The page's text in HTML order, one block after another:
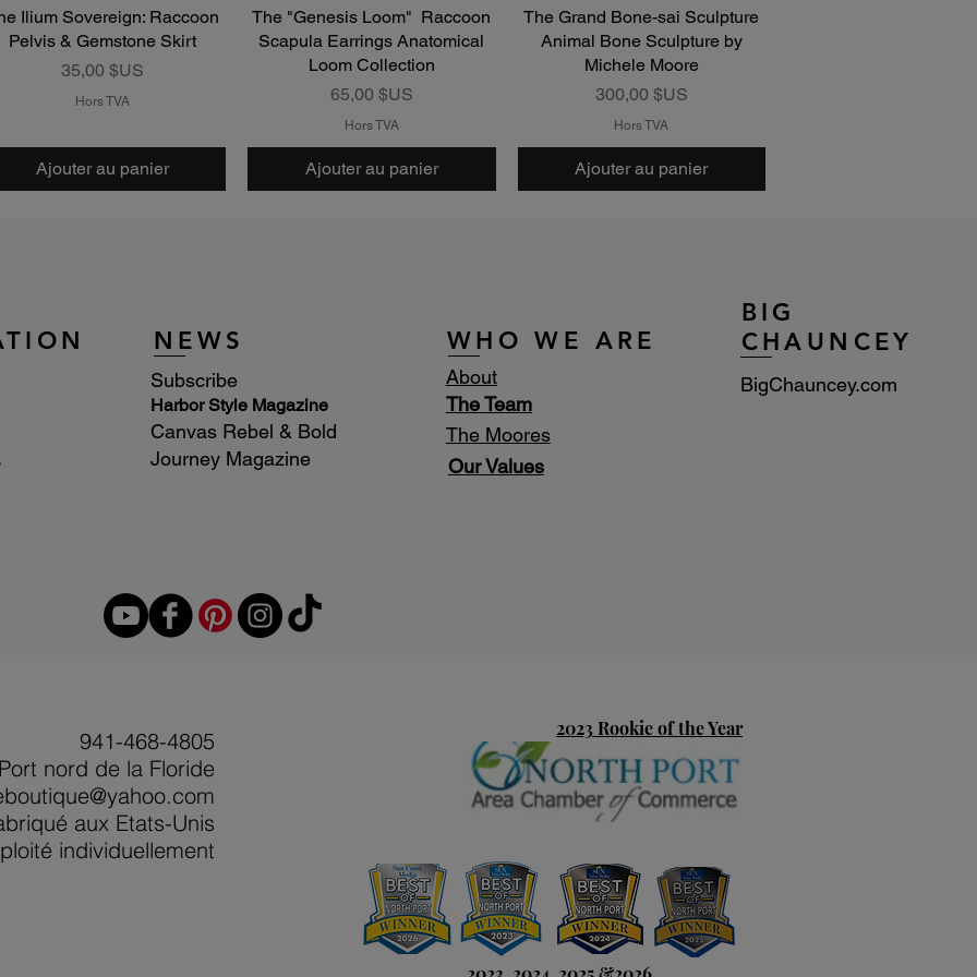
Aperçu rapide
Ilium Sovereign: Raccoon
Pelvis & Gemstone Skirt
Prix
35,00 $US
Hors TVA
Ajouter au panier
Aperçu rapide
The "Genesis Loom" Raccoon
Scapula Earrings Anatomical
Loom Collection
Prix
65,00 $US
Hors TVA
Ajouter au panier
Aperçu rapide
The Grand Bone-sai Sculpture
Animal Bone Sculpture by
Michele Moore
Prix
300,00 $US
Hors TVA
Ajouter au panier
NEWS
Subscribe
Harbor Style Magazine
Canvas Rebel & Bold
Journey Magazine
WHO WE ARE
About
The Team
The Moores
Our Values
BIG
CHAUNCEY
BigChauncey.com
941-468-4805
nord de la Floride
aux Etats-Unis
individuellement
2023 Rookie of the Year